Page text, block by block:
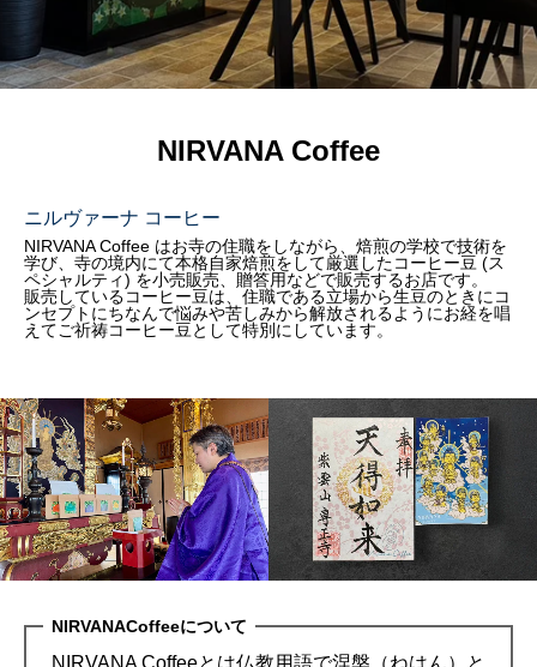
NIRVANA Coffee
ニルヴァーナ コーヒー
NIRVANA Coffee はお寺の住職をしながら、焙煎の学校で技術を
学び、寺の境内にて本格自家焙煎をして厳選したコーヒー豆 (ス
ペシャルティ) を小売販売、贈答用などで販売するお店です。
販売しているコーヒー豆は、住職である立場から生豆のときにコ
ンセプトにちなんで悩みや苦しみから解放されるようにお経を唱
えてご祈祷コーヒー豆として特別にしています。
NIRVANACoffeeについて